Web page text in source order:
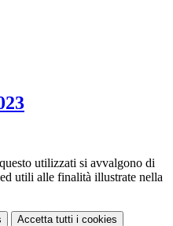
utilizzati si avvalgono di
utili alle finalità illustrate nella
Accetta tutti i cookies